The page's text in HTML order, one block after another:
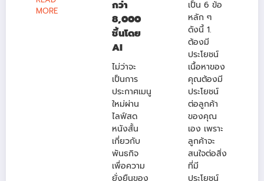
MORE
กว่า
8,000
ชิ้นโดย
AI
ไม่ว่าจะ
เป็นการ
ประกาศเมนู
ใหม่ผ่าน
ไลฟ์สด
หนังสั้น
เกี่ยวกับ
พันธกิจ
เพื่อความ
ยั่งยืนของ
เป็น 6 ข้อ
หลัก ๆ
ดังนี้ 1.
ต้องมี
ประโยชน์
เนื้อหาของ
คุณต้องมี
ประโยชน์
ต่อลูกค้า
ของคุณ
เอง เพราะ
ลูกค้าจะ
สนใจต่อสิ่ง
ที่มี
ประโยชน์